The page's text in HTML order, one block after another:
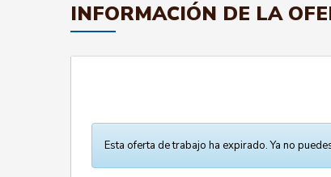
INFORMACIÓN DE LA
Esta oferta de trabajo ha expirado. Ya no